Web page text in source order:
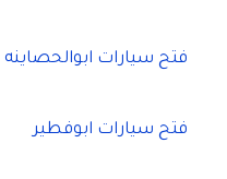
فتح سيارات ابوالحصاينه
فتح سيارات ابوفطير